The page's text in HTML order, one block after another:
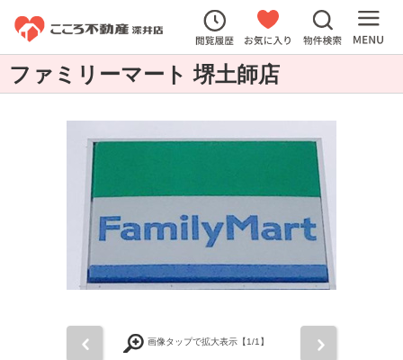
ファミリーマート 堺土師店
画像タップで拡大表示【1/1】